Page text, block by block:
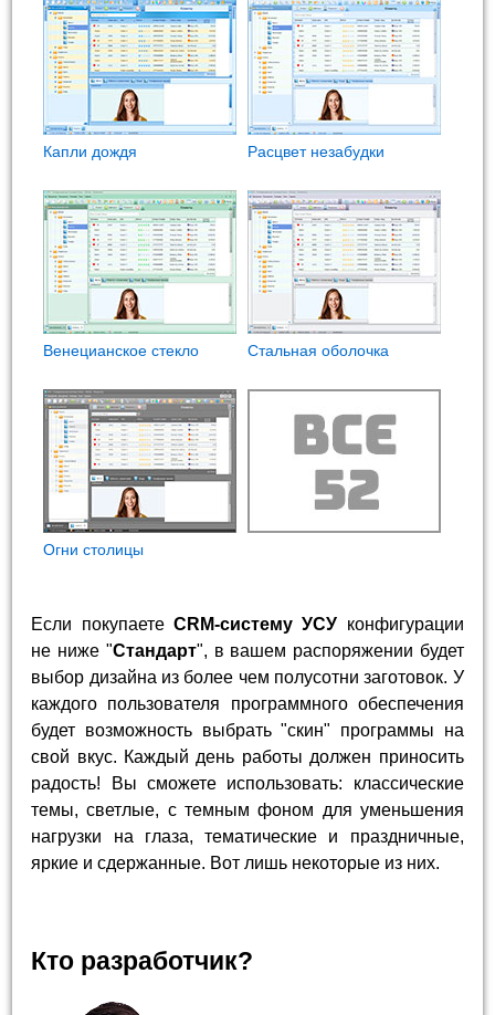
Капли дождя Расцвет незабудки
Венецианское стекло Стальная оболочка
Огни столицы
Если покупаете CRM-систему УСУ конфигурации
не ниже "Стандарт", в вашем распоряжении будет
выбор дизайна из более чем полусотни заготовок. У
каждого пользователя программного обеспечения
будет возможность выбрать "скин" программы на
свой вкус. Каждый день работы должен приносить
радость! Вы сможете использовать: классические
темы, светлые, с темным фоном для уменьшения
нагрузки на глаза, тематические и праздничные,
яркие и сдержанные. Вот лишь некоторые из них.
Кто разработчик?